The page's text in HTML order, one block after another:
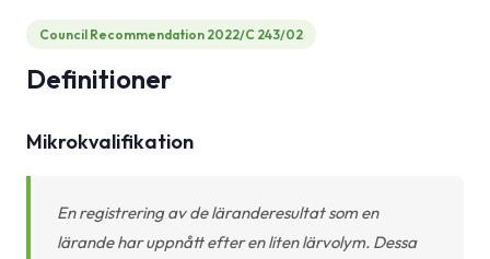
Council Recommendation 2022/C 243/02
Definitioner
Mikrokvalifikation
En registrering av de läranderesultat som en
lärande har uppnått efter en liten lärvolym. Dessa